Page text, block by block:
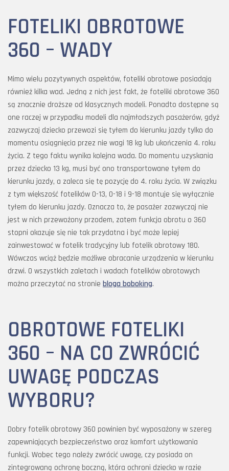
FOTELIKI OBROTOWE
360 – WADY
Mimo wielu pozytywnych aspektów, foteliki obrotowe posiadają
również kilka wad. Jedną z nich jest fakt, że foteliki obrotowe 360
są znacznie droższe od klasycznych modeli. Ponadto dostępne są
one raczej w przypadku modeli dla najmłodszych pasażerów, gdyż
zazwyczaj dziecko przewozi się tyłem do kierunku jazdy tylko do
momentu osiągnięcia przez nie wagi 18 kg lub ukończenia 4. roku
życia. Z tego faktu wynika kolejna wada. Do momentu uzyskania
przez dziecko 13 kg, musi być ono transportowane tyłem do
kierunku jazdy, a zaleca się tę pozycję do 4. roku życia. W związku
z tym większość fotelików 0-13, 0-18 i 9-18 montuje się wyłącznie
tyłem do kierunku jazdy. Oznacza to, że pasażer zazwyczaj nie
jest w nich przewożony przodem, zatem funkcja obrotu o 360
stopni okazuje się nie tak przydatna i być może lepiej
zainwestować w fotelik tradycyjny lub fotelik obrotowy 180.
Wówczas wciąż będzie możliwe obracanie urządzenia w kierunku
drzwi. O wszystkich zaletach i wadach fotelików obrotowych
można przeczytać na stronie bloga boboking.
OBROTOWE FOTELIKI
360 – NA CO ZWRÓCIĆ
UWAGĘ PODCZAS
WYBORU?
Dobry fotelik obrotowy 360 powinien być wyposażony w szereg
zapewniających bezpieczeństwo oraz komfort użytkowania
funkcji. Wobec tego należy zwrócić uwagę, czy posiada on
zintegrowaną ochronę boczną, która ochroni dziecko w razie